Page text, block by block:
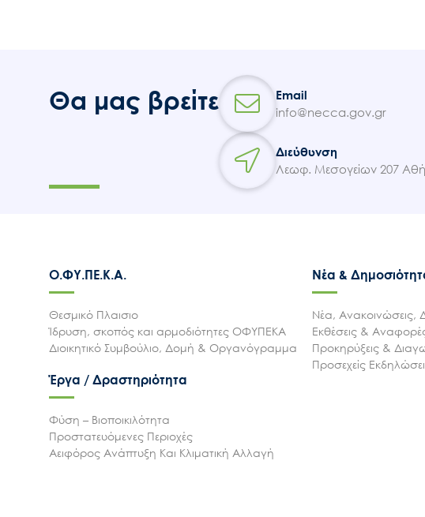
Θα μας βρείτε
Email
info@necca.gov.gr
Διεύθυνση
Λεωφ. Μεσογείων 207
Ο.ΦΥ.ΠΕ.Κ.Α.
Θεσμικό Πλαισιο
Ίδρυση, σκοπός και αρμοδιότητες ΟΦΥΠΕΚΑ
Διοικητικό Συμβούλιο, Δομή & Οργανόγραμμα
Νέα &
Νέα, Ανακοινώσεις,
Εκθέσεις &
Προκηρύξεις &
Προσεχείς
Έργα / Δραστηριότητα
Φύση – Βιοποικιλότητα
Προστατευόμενες Περιοχές
Αειφόρος Ανάπτυξη Και Κλιματική Αλλαγή